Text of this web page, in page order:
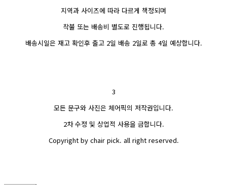
지역과 사이즈에 따라 다르게 책정되며
착불 또는 배송비 별도로 진행됩니다.
배송시일은 재고 확인후 출고 2일 배송 2일로 총 4일 예상합니다.
3
모든 문구와 사진은 체어픽의 저작권입니다.
2차 수정 및 상업적 사용을 금합니다.
Copyright by chair pick. all right reserved.